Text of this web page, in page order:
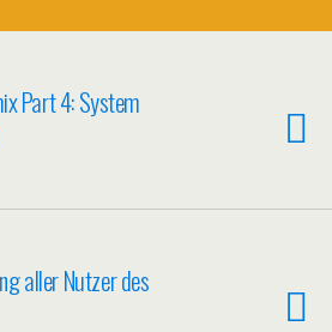
Part 4: System
aller Nutzer des